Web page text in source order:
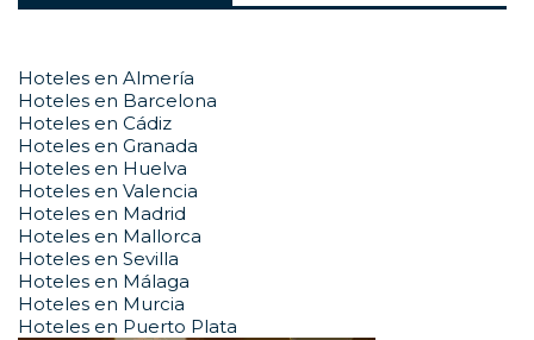
Hoteles en Almería
Hoteles en Barcelona
Hoteles en Cádiz
Hoteles en Granada
Hoteles en Huelva
Hoteles en Valencia
Hoteles en Madrid
Hoteles en Mallorca
Hoteles en Sevilla
Hoteles en Málaga
Hoteles en Murcia
Hoteles en Puerto Plata